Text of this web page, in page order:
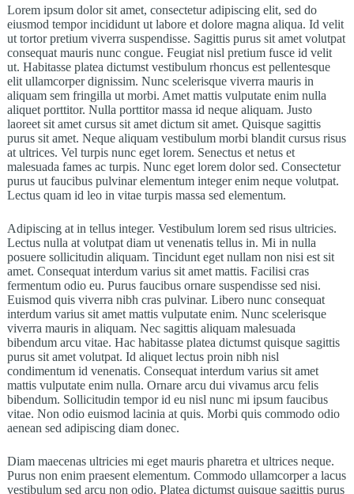
Lorem ipsum dolor sit amet, consectetur adipiscing elit, sed do
eiusmod tempor incididunt ut labore et dolore magna aliqua. Id velit
ut tortor pretium viverra suspendisse. Sagittis purus sit amet volutpat
consequat mauris nunc congue. Feugiat nisl pretium fusce id velit
ut. Habitasse platea dictumst vestibulum rhoncus est pellentesque
elit ullamcorper dignissim. Nunc scelerisque viverra mauris in
aliquam sem fringilla ut morbi. Amet mattis vulputate enim nulla
aliquet porttitor. Nulla porttitor massa id neque aliquam. Justo
laoreet sit amet cursus sit amet dictum sit amet. Quisque sagittis
purus sit amet. Neque aliquam vestibulum morbi blandit cursus risus
at ultrices. Vel turpis nunc eget lorem. Senectus et netus et
malesuada fames ac turpis. Nunc eget lorem dolor sed. Consectetur
purus ut faucibus pulvinar elementum integer enim neque volutpat.
Lectus quam id leo in vitae turpis massa sed elementum.
Adipiscing at in tellus integer. Vestibulum lorem sed risus ultricies.
Lectus nulla at volutpat diam ut venenatis tellus in. Mi in nulla
posuere sollicitudin aliquam. Tincidunt eget nullam non nisi est sit
amet. Consequat interdum varius sit amet mattis. Facilisi cras
fermentum odio eu. Purus faucibus ornare suspendisse sed nisi.
Euismod quis viverra nibh cras pulvinar. Libero nunc consequat
interdum varius sit amet mattis vulputate enim. Nunc scelerisque
viverra mauris in aliquam. Nec sagittis aliquam malesuada
bibendum arcu vitae. Hac habitasse platea dictumst quisque sagittis
purus sit amet volutpat. Id aliquet lectus proin nibh nisl
condimentum id venenatis. Consequat interdum varius sit amet
mattis vulputate enim nulla. Ornare arcu dui vivamus arcu felis
bibendum. Sollicitudin tempor id eu nisl nunc mi ipsum faucibus
vitae. Non odio euismod lacinia at quis. Morbi quis commodo odio
aenean sed adipiscing diam donec.
Diam maecenas ultricies mi eget mauris pharetra et ultrices neque.
Purus non enim praesent elementum. Commodo ullamcorper a lacus
vestibulum sed arcu non odio. Platea dictumst quisque sagittis purus